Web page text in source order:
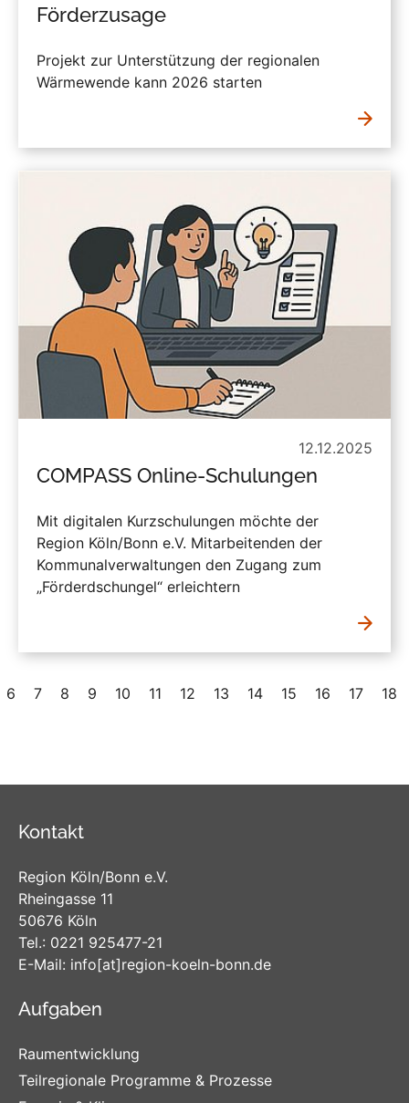
Förderzusage
Projekt zur Unterstützung der regionalen
Wärmewende kann 2026 starten
12.12.2025
COMPASS Online-Schulungen
Mit digitalen Kurzschulungen möchte der
Region Köln/Bonn e.V. Mitarbeitenden der
Kommunalverwaltungen den Zugang zum
„Förderdschungel“ erleichtern
6 7 8 9 10 11 12 13 14 15 16 17 18
Kontakt
Region Köln/Bonn e.V.
Rheingasse 11
50676 Köln
Tel.: 0221 925477-21
E-Mail: info[at]region-koeln-bonn.de
Aufgaben
Raumentwicklung
Teilregionale Programme & Prozesse